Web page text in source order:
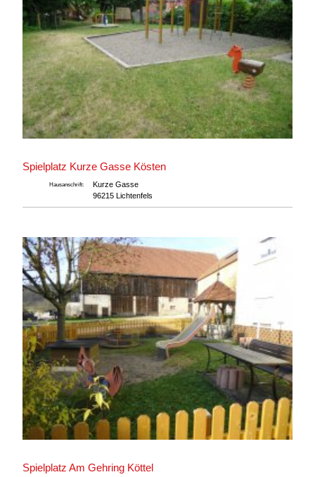
Spielplatz Kurze Gasse Kösten
Hausanschrift:
Kurze Gasse
96215 Lichtenfels
Spielplatz Am Gehring Köttel